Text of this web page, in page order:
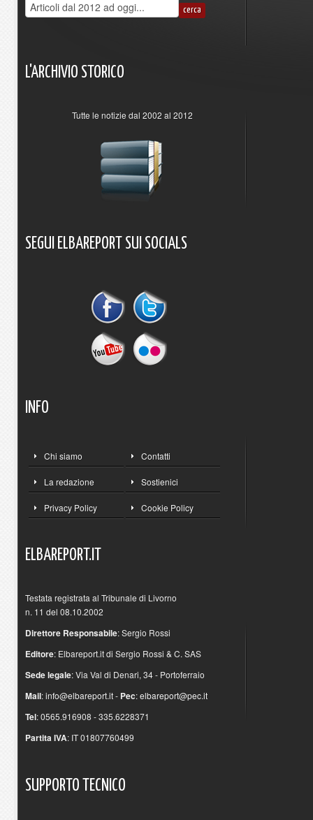
L'ARCHIVIO STORICO
Tutte le notizie dal 2002 al 2012
SEGUI ELBAREPORT SUI SOCIALS
INFO
Chi siamo Contatti
La redazione Sostienici
Privacy Policy Cookie Policy
ELBAREPORT.IT
Testata registrata al Tribunale di Livorno
n. 11 del 08.10.2002
Direttore Responsabile: Sergio Rossi
Editore: Elbareport.it di Sergio Rossi & C. SAS
Sede legale: Via Val di Denari, 34 - Portoferraio
Mail:info@elbareport.it- Pec:elbareport@pec.it
Tel: 0565.916908 - 335.6228371
Partita IVA: IT 01807760499
SUPPORTO TECNICO